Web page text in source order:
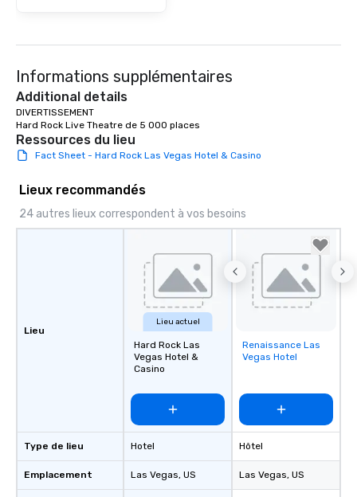
Informations supplémentaires
Additional details
DIVERTISSEMENT
Hard Rock Live Theatre de 5 000 places
Ressources du lieu
Fact Sheet - Hard Rock Las Vegas Hotel & Casino
Lieux recommandés
24 autres lieux correspondent à vos besoins
Lieu
Type de lieu
Emplacement
Lieu actuel
Hard Rock Las
Vegas Hotel &
Casino
Hotel
Las Vegas, US
Removed from
favorites
Renaissance Las
Vegas Hotel
Hôtel
Las Vegas, US